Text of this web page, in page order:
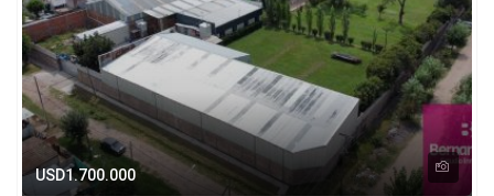
USD1.700.000